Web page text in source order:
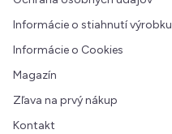
Informácie o stiahnutí výrobku
Informácie o Cookies
Magazín
Zľava na prvý nákup
Kontakt